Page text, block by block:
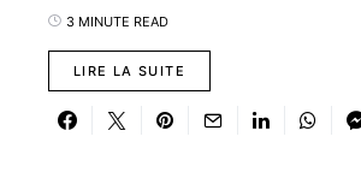
3 MINUTE READ
LIRE LA SUITE